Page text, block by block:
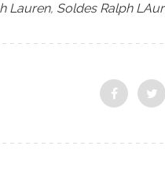
Lauren, Soldes Ralph